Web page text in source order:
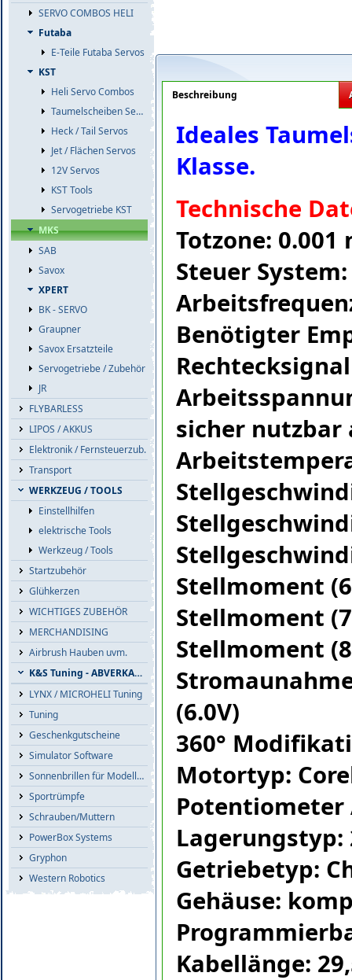
SERVO COMBOS HELI
Futaba
E-Teile Futaba Servos
KST
Heli Servo Combos
Taumelscheiben Servos
Heck / Tail Servos
Jet / Flächen Servos
12V Servos
KST Tools
Servogetriebe KST
MKS
SAB
Savox
XPERT
BK - SERVO
Graupner
Savox Ersatzteile
Servogetriebe / Zubehör
JR
FLYBARLESS
LIPOS / AKKUS
Elektronik / Fernsteuerzub.
Transport
WERKZEUG / TOOLS
Einstellhilfen
elektrische Tools
Werkzeug / Tools
Startzubehör
Glühkerzen
WICHTIGES ZUBEHÖR
MERCHANDISING
Airbrush Hauben uvm.
K&S Tuning - ABVERKAUF
LYNX / MICROHELI Tuning
Tuning
Geschenkgutscheine
Simulator Software
Sonnenbrillen für Modellflieger
Sportrümpfe
Schrauben/Muttern
PowerBox Systems
Gryphon
Western Robotics
Beschreibung
Ideales
Klasse.
Technische
Totzone:
Steuer
Benötigter
Rechtecksignal
sicher nutzbar
Stellmoment
Stellmoment
Stellmoment
(6.0V)
360°
Motortyp:
Lagerungstyp:
Getriebetyp:
Gehäuse:
Kabellänge: